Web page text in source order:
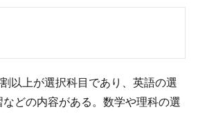
以上が選択科目であり、英語の選
どの内容がある。数学や理科の選